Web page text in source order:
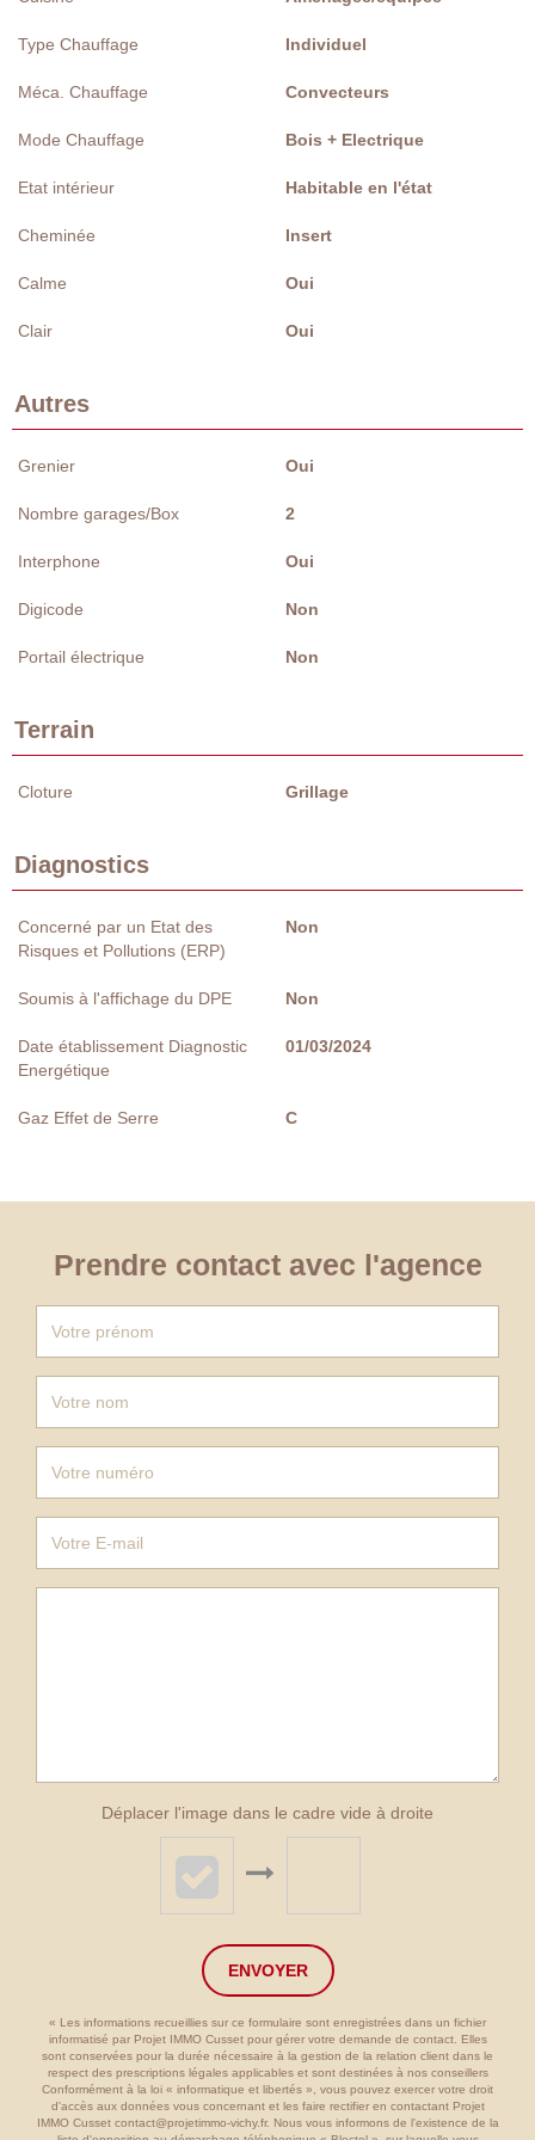
Type Chauffage Individuel
Méca. Chauffage Convecteurs
Mode Chauffage Bois + Electrique
Etat intérieur Habitable en l'état
Cheminée Insert
Calme Oui
Clair Oui
Autres
Grenier Oui
Nombre garages/Box 2
Interphone Oui
Digicode Non
Portail électrique Non
Terrain
Cloture Grillage
Diagnostics
Concerné par un Etat des
Risques et Pollutions (ERP)
Non
Soumis à l'affichage du DPE Non
Date établissement Diagnostic
Energétique
01/03/2024
Gaz Effet de Serre C
Prendre contact avec l'agence
Déplacer l'image dans le cadre vide à droite
ENVOYER
« Les informations recueillies sur ce formulaire sont enregistrées dans un fichier
informatisé par Projet IMMO Cusset pour gérer votre demande de contact. Elles
sont conservées pour la durée nécessaire à la gestion de la relation client dans le
respect des prescriptions légales applicables et sont destinées à nos conseillers
Conformément à la loi « informatique et libertés », vous pouvez exercer votre droit
d'accès aux données vous concernant et les faire rectifier en contactant Projet
IMMO Cusset contact@projetimmo-vichy.fr. Nous vous informons de l'existence de la